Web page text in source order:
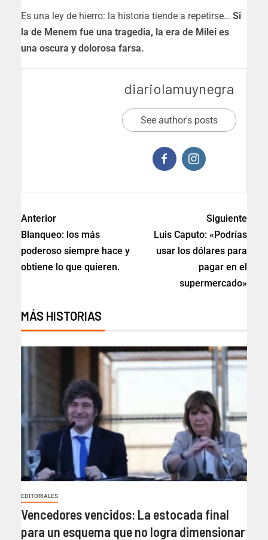
Es una ley de hierro: la historia tiende a repetirse… Si
la de Menem fue una tragedia, la era de Milei es
una oscura y dolorosa farsa.
diariolamuynegra
See author's posts
Anterior
Blanqueo: los más
poderoso siempre hace y
obtiene lo que quieren.
Siguiente
Luis Caputo: «Podrías
usar los dólares para
pagar en el
supermercado»
MÁS HISTORIAS
EDITORIALES
Vencedores vencidos: La estocada final
para un esquema que no logra dimensionar